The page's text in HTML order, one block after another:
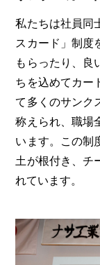
私たちは社員同
スカード」制度
もらったり、良
ちを込めてカー
て多くのサンク
称えられ、職場
います。この制
土が根付き、チ
れています。